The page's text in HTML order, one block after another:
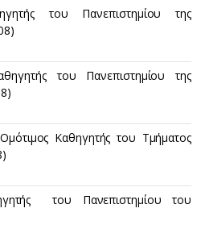
του Πανεπιστημίου της
του Πανεπιστημίου της
Καθηγητής του Τμήματος
του Πανεπιστημίου του